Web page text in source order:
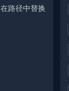
在路径中替换